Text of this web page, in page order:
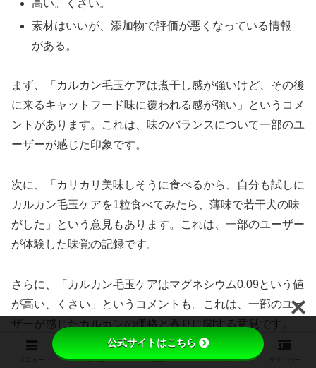
高い。くさい。
素材はいいが、添加物で評価が悪くなっている情報
がある。
まず、「カルカン毛玉ケアは煮干し感が強いけど、その後
に来るキャットフード味に覆われる感が強い」というコメ
ントがあります。これは、味のバランスについて一部のユ
ーザーが感じた印象です。
次に、「カリカリ美味しそうに食べるから、自分も試しに
カルカン毛玉ケアを1粒食べてみたら、薄味で若干犬の味
がした」という意見もあります。これは、一部のユーザー
が体験した味覚の記録です。
さらに、「カルカン毛玉ケアはマグネシウム0.09という値
が高い、くさい」というコメントも。これは、一部のユー
ザーが感じたカルカンの価格と香りに関する意見です。
そして、「カルカン毛玉ケアは素材はいいのに、添加物で
ホーム 検索 トップ
公式サイトはこちら